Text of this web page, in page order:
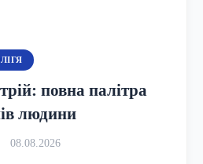
повна палітра
людини
08.08.2026